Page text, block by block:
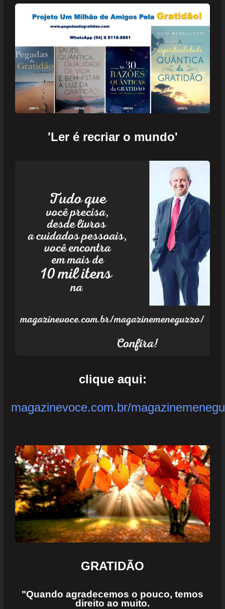
'Ler é recriar o mundo'
clique aqui:
magazinevoce.com.br/
GRATIDÃO
"Quando agradecemos o pouco, temos
direito ao muito.